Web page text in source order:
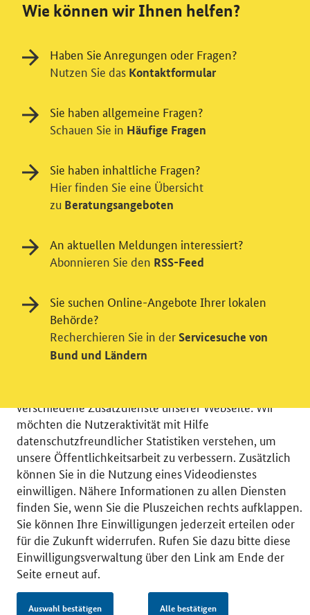
© 2026 Bundesministerium für Wirtschaft und Energie
RSS
Benutzerhinweise
Inhaltsverzeichnis
Impressum
Barrierefreiheit
Datenschutz
Einwilligungsverwaltung
Einwilligung in Tracking und / oder
Videodienst
verschiedene Zusatzdienste unserer Webseite: Wir
möchten die Nutzeraktivität mit Hilfe
datenschutzfreundlicher Statistiken verstehen, um
unsere Öffentlichkeitsarbeit zu verbessern. Zusätzlich
können Sie in die Nutzung eines Videodienstes
einwilligen. Nähere Informationen zu allen Diensten
finden Sie, wenn Sie die Pluszeichen rechts aufklappen.
Sie können Ihre Einwilligungen jederzeit erteilen oder
für die Zukunft widerrufen. Rufen Sie dazu bitte diese
Einwilligungsverwaltung über den Link am Ende der
Seite erneut auf.
Auswahl bestätigen Alle bestätigen
Wie können wir Ihnen helfen?
Haben Sie Anregungen oder Fragen?
Nutzen Sie das Kontaktformular
Sie haben allgemeine Fragen?
Schauen Sie in Häufige Fragen
Sie haben inhaltliche Fragen?
Hier finden Sie eine Übersicht
zu Beratungsangeboten
An aktuellen Meldungen interessiert?
Abonnieren Sie den RSS-Feed
Sie suchen Online-Angebote Ihrer lokalen
Behörde?
Recherchieren Sie in der Servicesuche von
Bund und Ländern